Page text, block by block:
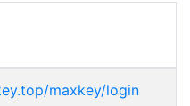
maxkey/login